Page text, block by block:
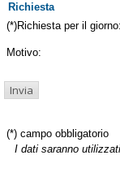
Richiesta
(*)Richiesta per il giorno:
Motivo:
(*) campo obbligatorio
I dati saranno